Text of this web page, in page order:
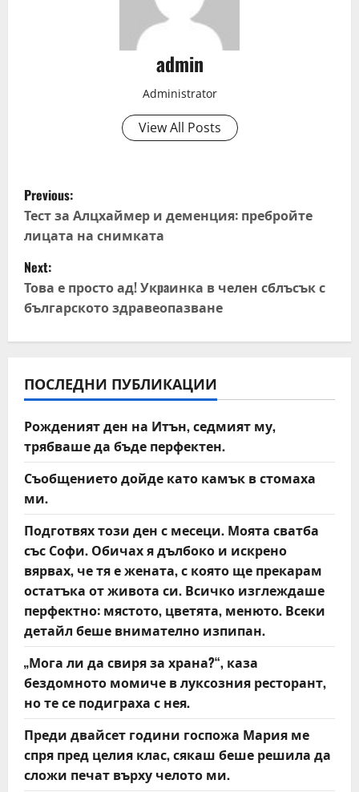
admin
Administrator
View All Posts
P
o
s
t
n
v
i
g
a
t
i
o
n
Previous:
Тест за Алцхаймер и деменция: пребройте
лицата на снимката
Next:
Това е просто ад! Укpaинка в челен сблъсък с
българското здравеопазване
ПОСЛЕДНИ ПУБЛИКАЦИИ
Рожденият ден на Итън, седмият му,
трябваше да бъде перфектен.
Съобщението дойде като камък в стомаха
ми.
Подготвях този ден с месеци. Моята сватба
със Софи. Обичах я дълбоко и искрено
вярвах, че тя е жената, с която ще прекарам
остатъка от живота си. Всичко изглеждаше
перфектно: мястото, цветята, менюто. Всеки
детайл беше внимателно изпипан.
„Мога ли да свиря за храна?“, каза
бездомното момиче в луксозния ресторант,
но те се подиграха с нея.
Преди двайсет години госпожа Мария ме
спря пред целия клас, сякаш беше решила да
сложи печат върху челото ми.